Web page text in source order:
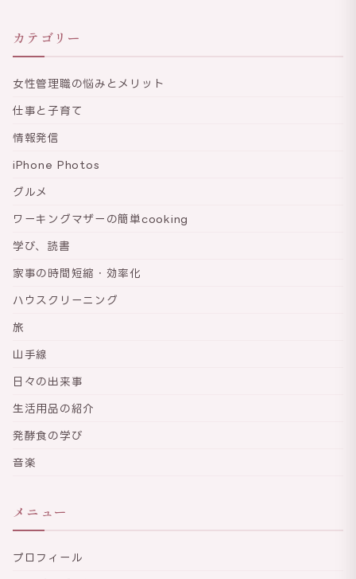
カテゴリー
女性管理職の悩みとメリット
仕事と子育て
情報発信
iPhone Photos
グルメ
ワーキングマザーの簡単cooking
学び、読書
家事の時間短縮・効率化
ハウスクリーニング
旅
山手線
日々の出来事
生活用品の紹介
発酵食の学び
音楽
メニュー
プロフィール